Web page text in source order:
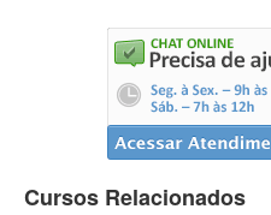
Cursos Relacionados